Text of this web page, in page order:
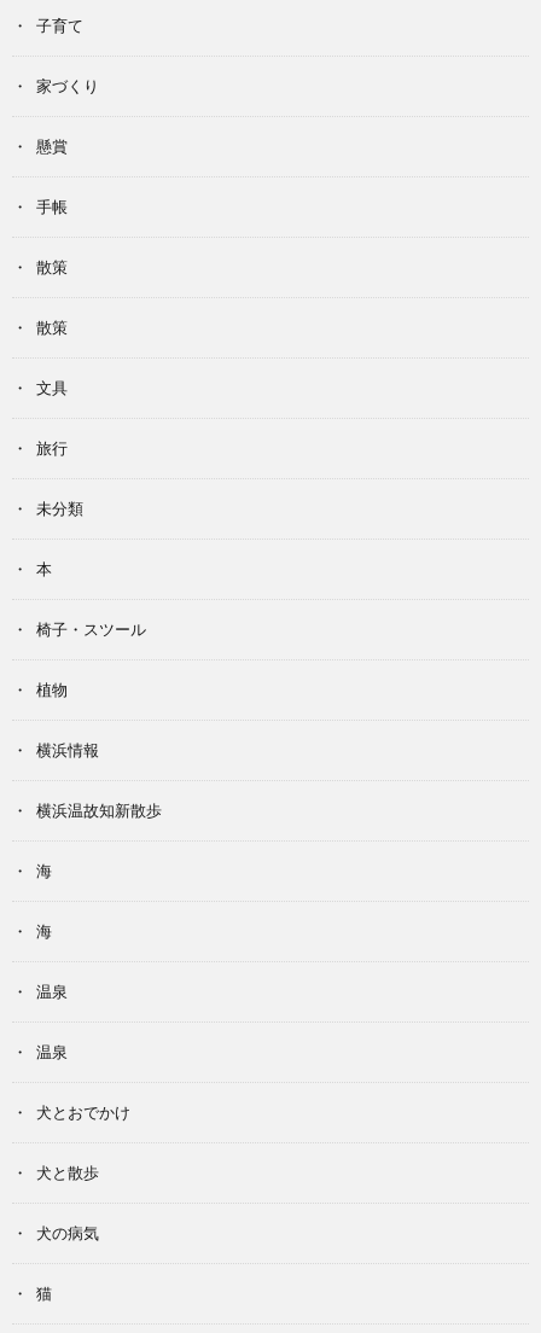
子育て
家づくり
懸賞
手帳
散策
散策
文具
旅行
未分類
本
椅子・スツール
植物
横浜情報
横浜温故知新散歩
海
海
温泉
温泉
犬とおでかけ
犬と散歩
犬の病気
猫